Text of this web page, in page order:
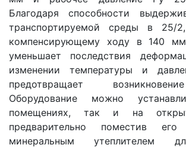
Благодаря способности
транспортируемой среды в
компенсирующему ходу в 140
уменьшает последствия
изменении температуры и
предотвращает
Оборудование можно
помещениях, так и на
предварительно поместив
минеральным утеплителем